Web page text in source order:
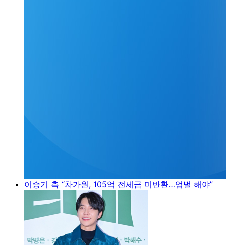
이승기 측 “차가원, 105억 전세금 미반환…엄벌 해야”